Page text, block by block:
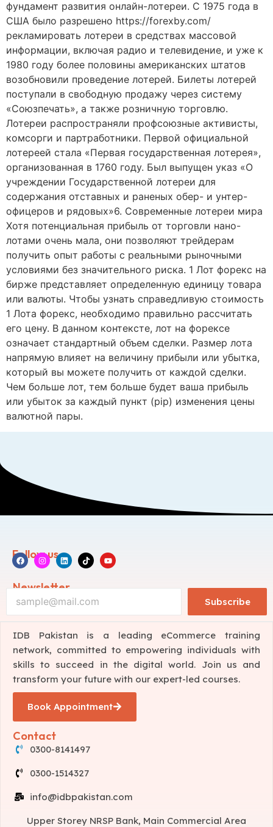
фундамент развития онлайн-лотереи. С 1975 года в
США было разрешено https://forexby.com/
рекламировать лотереи в средствах массовой
информации, включая радио и телевидение, и уже к
1980 году более половины американских штатов
возобновили проведение лотерей. Билеты лотерей
поступали в свободную продажу через систему
«Союзпечать», а также розничную торговлю.
Лотереи распространяли профсоюзные активисты,
комсорги и партработники. Первой официальной
лотереей стала «Первая государственная лотерея»,
организованная в 1760 году. Был выпущен указ «О
учреждении Государственной лотереи для
содержания отставных и раненых обер- и унтер-
офицеров и рядовых»6. Современные лотереи мира
Хотя потенциальная прибыль от торговли нано-
лотами очень мала, они позволяют трейдерам
получить опыт работы с реальными рыночными
условиями без значительного риска. 1 Лот форекс на
бирже представляет определенную единицу товара
или валюты. Чтобы узнать справедливую стоимость
1 Лота форекс, необходимо правильно рассчитать
его цену. В данном контексте, лот на форексе
означает стандартный объем сделки. Размер лота
напрямую влияет на величину прибыли или убытка,
который вы можете получить от каждой сделки.
Чем больше лот, тем больше будет ваша прибыль
или убыток за каждый пункт (pip) изменения цены
валютной пары.
Follow us
Newsletter
Subscribe
IDB Pakistan is a leading eCommerce training
network, committed to empowering individuals with
skills to succeed in the digital world. Join us and
transform your future with our expert-led courses.
Book Appointment
Contact
0300-8141497
0300-1514327
info@idbpakistan.com
Upper Storey NRSP Bank, Main Commercial Area